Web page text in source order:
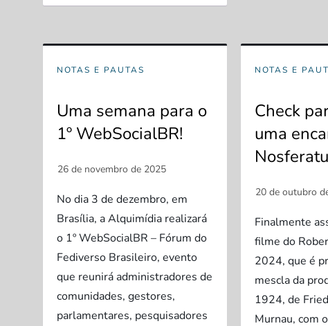
NOTAS E PAUTAS
Uma semana para o
1º WebSocialBR!
No dia 3 de dezembro, em
Brasília, a Alquimídia realizará
o 1º WebSocialBR – Fórum do
Fediverso Brasileiro, evento
que reunirá administradores de
comunidades, gestores,
parlamentares, pesquisadores
NOTAS E
Check
uma
Nosferatu
Finalmente
filme do
2024, que é
mescla da
1924, de
Murnau, com